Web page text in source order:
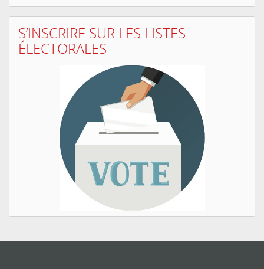
S’INSCRIRE SUR LES LISTES
ÉLECTORALES